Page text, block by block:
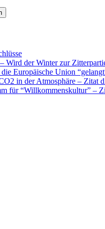
Wird der Winter zur
Europäische Union
in der Atmosphäre – Zitat
für “Willkommenskultur” –